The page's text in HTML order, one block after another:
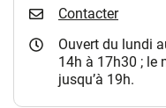
Contacter
Ouvert du lundi
14h à 17h30 ; le
jusqu’à 19h.